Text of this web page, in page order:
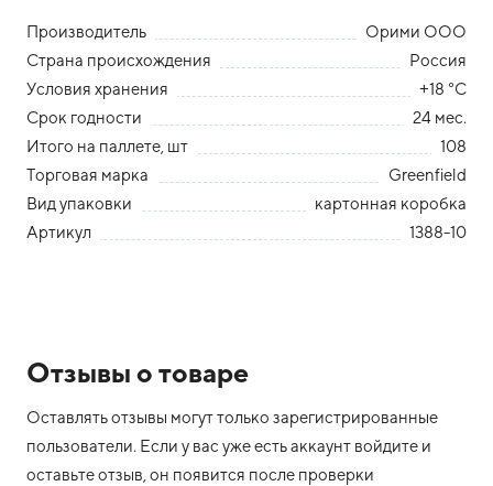
Производитель
Орими ООО
Страна происхождения
Россия
Условия хранения
+18 °С
Срок годности
24 мес.
Итого на паллете, шт
108
Торговая марка
Greenfield
Вид упаковки
картонная коробка
Артикул
1388-10
Отзывы о товаре
Оставлять отзывы могут только зарегистрированные
пользователи. Если у вас уже есть аккаунт войдите и
оставьте отзыв, он появится после проверки